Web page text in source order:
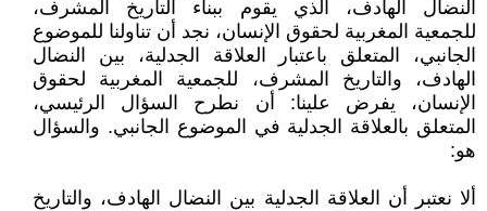
النضال الهادف، الذي يقوم ببناء التاريخ المشرف،
للجمعية المغربية لحقوق الإنسان، نجد أن تناولنا للموضوع
الجانبي، المتعلق باعتبار العلاقة الجدلية، بين النضال
الهادف، والتاريخ المشرف، للجمعية المغربية لحقوق
الإنسان، يفرض علينا: أن نطرح السؤال الرئيسي،
المتعلق بالعلاقة الجدلية في الموضوع الجانبي. والسؤال
هو:
ألا نعتبر أن العلاقة الجدلية بين النضال الهادف، والتاريخ